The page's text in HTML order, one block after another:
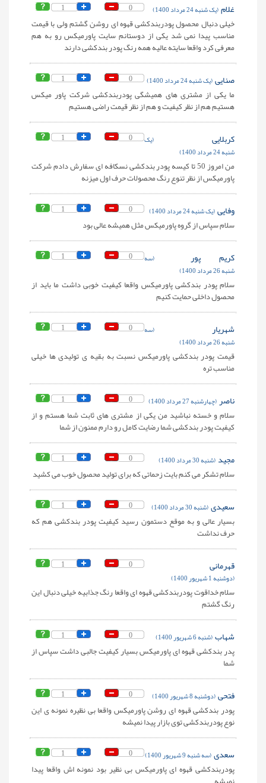
1 0 غلام(یک شنبه 24 مرداد 1400)
خیلی دنبال محصول پودربندکشی قهوه ای روشن گشتم ولی با قیمت
مناسب پیدا نمی شد یکی از دوستانم سایت پاورمیکس رو به هم
معرفی کرد واقعا سایته عالیه همه رنگ پودر بندکشی دارند
1 0 صنایی(یک شنبه 24 مرداد 1400)
ما یکی از مشتری های همیشگی پودربندکشی شرکت پاور میکس
هستیم هم از نظر کیفیت و هم از نظر قیمت راضی هستیم
1 0 کربلایی
(یک
شنبه 24 مرداد 1400)
من امروز 50 تا کیسه پودر بندکشی نسکافه ای سفارش دادم شرکت
پاورمیکس از نظر تنوع رنگ محصولات حرف اول میزنه
1 0 وفایی(یک شنبه 24 مرداد 1400)
سلام سپاس از گروه پاورمیکس مثل همیشه عالی بود
1 0 کریم پور
(سه
شنبه 26 مرداد 1400)
سلام پودر بندکشی پاورمیکس واقعا کیفیت خوبی داشت ما باید از
محصول داخلی حمایت کنیم
1 0 شهریار
(سه
شنبه 26 مرداد 1400)
قیمت پودر بندکشی پاورمیکس نسبت به بقیه ی تولیدی ها خیلی
مناسب تره
1 0 ناصر(چهارشنبه 27 مرداد 1400)
سلام و خسته نباشید من یکی از مشتری های ثابت شما هستم و از
کیفیت پودر بندکشی شما رضایت کامل رو دارم ممنون از شما
1 0 مجید (شنبه 30 مرداد 1400)
سلام تشکر می کنم بایت زحماتی که برای تولید محصول خوب می کشید
1 0 سعیدی(شنبه 30 مرداد 1400)
بسیار عالی و به موقع دستمون رسید کیفیت پودر بندکشی هم که
حرف نداشت
1 0 قهرمانی
(دوشنبه 1 شهریور 1400)
سلام خداقوت پودربندکشی قهوه ای واقعا رنگ جذابیه خیلی دنبال این
رنگ گشتم
1 0 شهاب(شنبه 6 شهریور 1400)
پدر بندکشی قهوه ای پاورمیکس بسیار کیفیت جالبی داشت سپاس از
شما
1 0 فتحی(دوشنبه 8 شهریور 1400)
پودر بندکشی قهوه ای روشن پاورمیکس واقعا بی نظیره نمونه ی این
نوع پودربندکشی توی بازار پیدا نمیشه
1 0 سعدی(سه شنبه 9 شهریور 1400)
پودربندکشی قهوه ای پاورمیکس بی نظیر بود نمونه اش واقعا پیدا